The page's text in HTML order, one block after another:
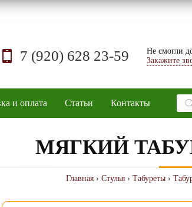
7 (920) 628 23-59
Не смогли
Закажите
и оплата Статьи Контакты
МЯГКИЙ
Главная› Стулья› Табуреты›